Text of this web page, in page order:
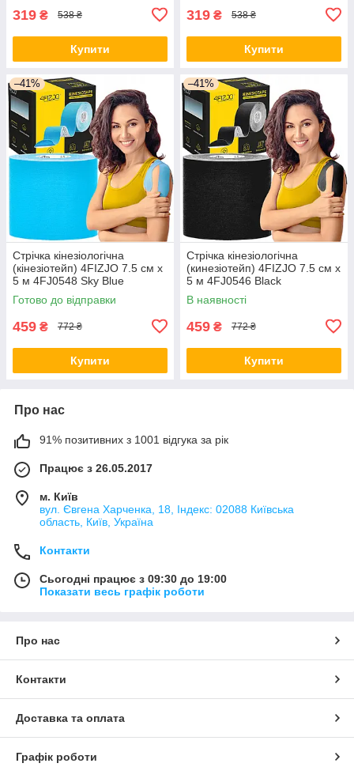
319 ₴ 538 ₴
Купити
319 ₴ 538 ₴
Купити
–41%
Стрічка кінезіологічна
(кінезіотейп) 4FIZJO 7.5 см x
5 м 4FJ0548 Sky Blue
Готово до відправки
459 ₴ 772 ₴
Купити
–41%
Стрічка кінезіологічна
(кинезіотейп) 4FIZJO 7.5 см x
5 м 4FJ0546 Black
В наявності
459 ₴ 772 ₴
Купити
Про нас
91% позитивних з 1001 відгука за рік
Працює з 26.05.2017
м. Київ
вул. Євгена Харченка, 18, Індекс: 02088 Київська
область, Київ, Україна
Контакти
Сьогодні працює з 09:30 до 19:00
Показати весь графік роботи
Про нас
Контакти
Доставка та оплата
Графік роботи